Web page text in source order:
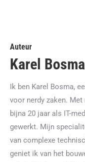
Auteur
Karel Bosma
Ik ben Karel Bosma,
voor nerdy zaken.
bijna 20 jaar als IT-
gewerkt. Mijn
van complexe
geniet ik van het